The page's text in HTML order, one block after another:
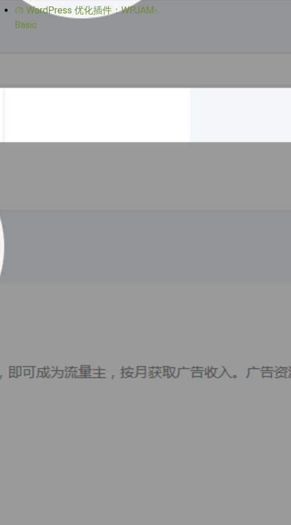
WordPress 优化插件：WPJAM-
Basic